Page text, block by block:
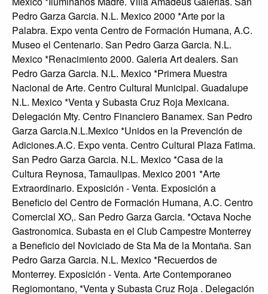
Pedro Garza Garcia. N.L. Mexico 2000 *Arte por la
Palabra. Expo venta Centro de Formación Humana, A.C.
Museo el Centenario. San Pedro Garza Garcia. N.L.
Mexico *Renacimiento 2000. Galeria Art dealers. San
Pedro Garza Garcia. N.L. Mexico *Primera Muestra
Nacional de Arte. Centro Cultural Municipal. Guadalupe
N.L. Mexico *Venta y Subasta Cruz Roja Mexicana.
Delegación Mty. Centro Financiero Banamex. San Pedro
Garza Garcia.N.L.Mexico *Unidos en la Prevención de
Adiciones.A.C. Expo venta. Centro Cultural Plaza Fatima.
San Pedro Garza Garcia. N.L. Mexico *Casa de la
Cultura Reynosa, Tamaulipas. Mexico 2001 *Arte
Extraordinario. Exposición - Venta. Exposición a
Beneficio del Centro de Formación Humana, A.C. Centro
Comercial XO,. San Pedro Garza Garcia. *Octava Noche
Gastronomica. Subasta en el Club Campestre Monterrey
a Beneficio del Noviciado de Sta Ma de la Montaña. San
Pedro Garza Garcia. N.L. Mexico *Recuerdos de
Monterrey. Exposición - Venta. Arte Contemporaneo
Regiomontano, *Venta y Subasta Cruz Roja . Delegación